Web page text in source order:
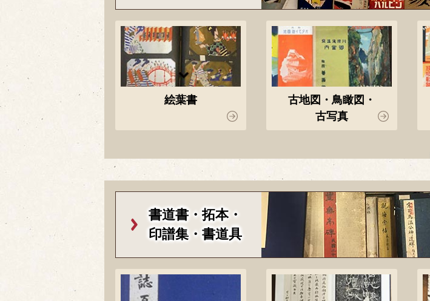
絵葉書
古地図・鳥瞰図・
古写真
書道書・拓本・
印譜集・書道具